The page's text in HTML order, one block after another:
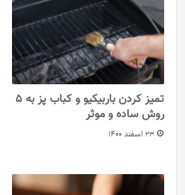
تمیز کردن باربیکیو و کباب پز به 5
روش ساده و موثر
23 اسفند 1400